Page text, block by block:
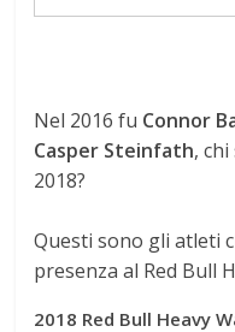
Nel 2016 fu Connor
Casper Steinfath,
2018?
Questi sono gli atleti
presenza al Red Bull
2018 Red Bull Heavy